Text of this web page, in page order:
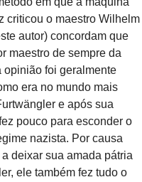
criticou o maestro Wilhelm
autor) concordam que
maestro de sempre da
opinião foi geralmente
era no mundo mais
e após sua
pouco para esconder o
nazista. Por causa
deixar sua amada pátria
ele também fez tudo o